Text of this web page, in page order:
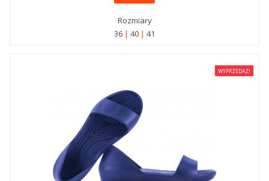
Rozmiary
36
40 41
WYPRZEDAŻ!